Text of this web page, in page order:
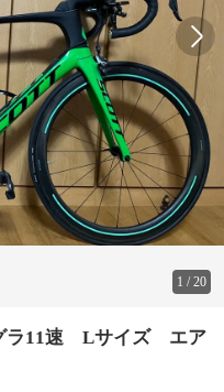
1 /20
ラ11速 Lサイズ エア